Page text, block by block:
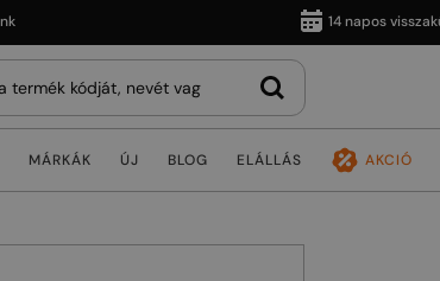
14 napos visszaküldés
MÁRKÁK ÚJ BLOG ELÁLLÁS AKCIÓ